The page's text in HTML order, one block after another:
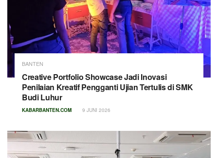
BANTEN
Creative Portfolio Showcase Jadi Inovasi
Penilaian Kreatif Pengganti Ujian Tertulis di SMK
Budi Luhur
KABARBANTEN.COM 9 JUNI 2026